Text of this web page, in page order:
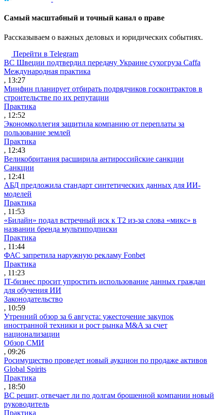
Cамый масштабный и точный канал о праве
Рассказываем о важных деловых и юридических событиях.
Перейти в Telegram
ВС Швеции подтвердил передачу Украине сухогруза Caffa
Международная практика
, 13:27
Минфин планирует отбирать подрядчиков госконтрактов в
строительстве по их репутации
Практика
, 12:52
Экономколлегия защитила компанию от переплаты за
пользование землей
Практика
, 12:43
Великобритания расширила антироссийские санкции
Санкции
, 12:41
АБД предложила стандарт синтетических данных для ИИ-
моделей
Практика
, 11:53
«Билайн» подал встречный иск к Т2 из-за слова «микс» в
названии бренда мультиподписки
Практика
, 11:44
ФАС запретила наружную рекламу Fonbet
Практика
, 11:23
IT-бизнес просит упростить использование данных граждан
для обучения ИИ
Законодательство
, 10:59
Утренний обзор за 6 августа: ужесточение закупок
иностранной техники и рост рынка M&A за счет
национализации
Обзор СМИ
, 09:26
Росимущество проведет новый аукцион по продаже активов
Global Spirits
Практика
, 18:50
ВС решит, отвечает ли по долгам брошенной компании новый
руководитель
Практика